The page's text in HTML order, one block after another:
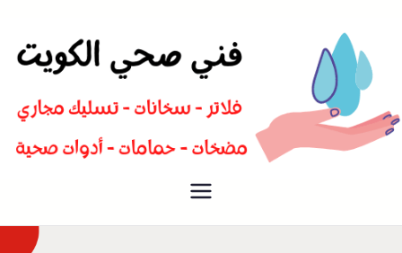
سباك صحي تسليك مجاري افضل